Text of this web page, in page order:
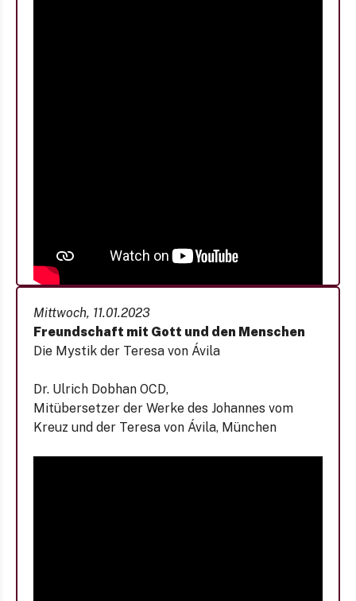
Mittwoch, 11.01.2023
Freundschaft mit Gott und den Menschen
Die Mystik der Teresa von Ávila
Dr. Ulrich Dobhan OCD,
Mitübersetzer der Werke des Johannes vom
Kreuz und der Teresa von Ávila, München